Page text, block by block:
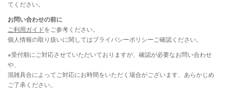
てください。
お問い合わせの前に
ご利用ガイドをご参考ください。
個人情報の取り扱いに関してはプライバシーポリシーご確認ください。
※受付順にご対応させていただいておりますが、確認が必要なお問い合わせ
や、
混雑具合によってご対応にお時間をいただく場合がございます、あらかじめ
ご了承ください。